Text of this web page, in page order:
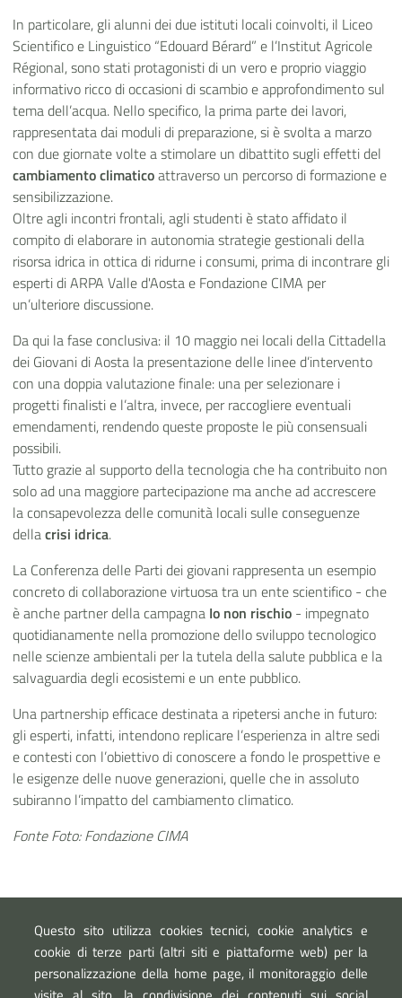
In particolare, gli alunni dei due istituti locali coinvolti, il Liceo
Scientifico e Linguistico “Edouard Bérard” e l’Institut Agricole
Régional, sono stati protagonisti di un vero e proprio viaggio
informativo ricco di occasioni di scambio e approfondimento sul
tema dell’acqua. Nello specifico, la prima parte dei lavori,
rappresentata dai moduli di preparazione, si è svolta a marzo
con due giornate volte a stimolare un dibattito sugli effetti del
cambiamento climaticoattraverso un percorso di formazione e
sensibilizzazione.
Oltre agli incontri frontali, agli studenti è stato affidato il
compito di elaborare in autonomia strategie gestionali della
risorsa idrica in ottica di ridurne i consumi, prima di incontrare gli
esperti di ARPA Valle d'Aosta e Fondazione CIMA per
un’ulteriore discussione.
Da qui la fase conclusiva: il 10 maggio nei locali della Cittadella
dei Giovani di Aosta la presentazione delle linee d’intervento
con una doppia valutazione finale: una per selezionare i
progetti finalisti e l’altra, invece, per raccogliere eventuali
emendamenti, rendendo queste proposte le più consensuali
possibili.
Tutto grazie al supporto della tecnologia che ha contribuito non
solo ad una maggiore partecipazione ma anche ad accrescere
la consapevolezza delle comunità locali sulle conseguenze
dellacrisi idrica.
La Conferenza delle Parti dei giovani rappresenta un esempio
concreto di collaborazione virtuosa tra un ente scientifico - che
è anche partner della campagna Io non rischio - impegnato
quotidianamente nella promozione dello sviluppo tecnologico
nelle scienze ambientali per la tutela della salute pubblica e la
salvaguardia degli ecosistemi e un ente pubblico.
Una partnership efficace destinata a ripetersi anche in futuro:
gli esperti, infatti, intendono replicare l’esperienza in altre sedi
e contesti con l’obiettivo di conoscere a fondo le prospettive e
le esigenze delle nuove generazioni, quelle che in assoluto
subiranno l’impatto del cambiamento climatico.
Fonte Foto: Fondazione CIMA
Sito Fondazione CIMA
Sito ARPA Valle d'Aosta
Questo sito utilizza cookies tecnici, cookie analytics e
cookie di terze parti (altri siti e piattaforme web) per la
personalizzazione della home page, il monitoraggio delle